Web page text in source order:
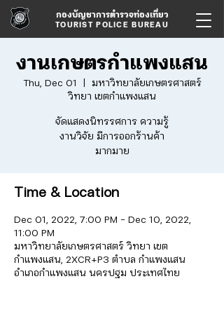
กองบัญชาการตำรวจท่องเที่ยว
TOURIST POLICE BUREAU
งานเกษตรกำแพงแสน
Thu, Dec 01
มหาวิทยาลัยเกษตรศาสตร์
วิทยา เขตกำแพงแสน
จัดแสดงนิทรรศการ ความรู้
งานวิจัย มีการออกร้านค้า
มากมาย
Time & Location
Dec 01, 2022, 7:00 PM – Dec 10, 2022,
11:00 PM
มหาวิทยาลัยเกษตรศาสตร์ วิทยา เขต
กำแพงแสน, 2XCR+P3 ตำบล กำแพงแสน
อำเภอกำแพงแสน นครปฐม ประเทศไทย